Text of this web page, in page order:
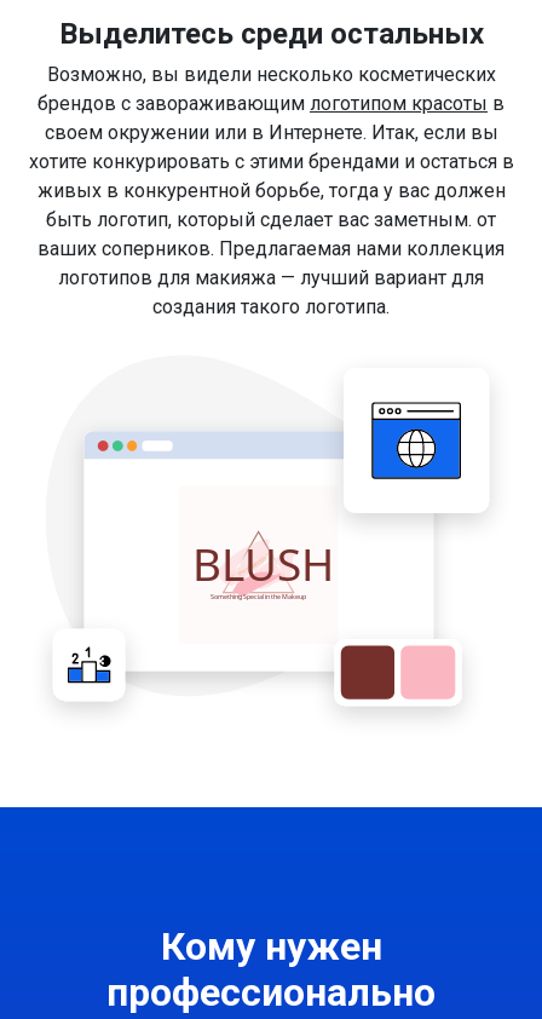
Выделитесь среди остальных
Возможно, вы видели несколько косметических
брендов с завораживающим логотипом красоты в
своем окружении или в Интернете. Итак, если вы
хотите конкурировать с этими брендами и остаться в
живых в конкурентной борьбе, тогда у вас должен
быть логотип, который сделает вас заметным. от
ваших соперников. Предлагаемая нами коллекция
логотипов для макияжа — лучший вариант для
создания такого логотипа.
Кому нужен
профессионально